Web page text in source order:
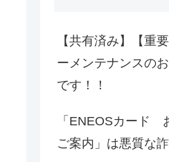
【共有済み】【重
ーメンテナンスの
です！！
「ENEOSカード
ご案内」は悪質な